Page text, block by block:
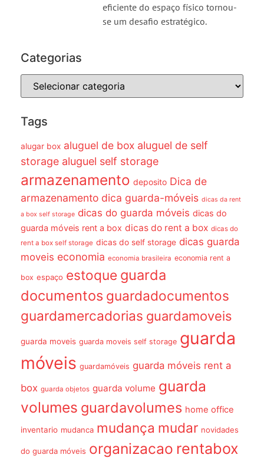
eficiente do espaço físico tornou-
se um desafio estratégico.
Categorias
Tags
alugar box aluguel de box aluguel de self
storage aluguel self storage
armazenamento deposito Dica de
armazenamento dica guarda-móveis dicas da rent
a box self storage dicas do guarda móveis dicas do
guarda móveis rent a box dicas do rent a box dicas do
rent a box self storage dicas do self storage dicas guarda
moveis economia economia brasileira economia rent a
box espaço estoque guarda
documentos guardadocumentos
guardamercadorias guardamoveis
guarda moveis guarda moveis self storage guarda
móveis guardamóveis guarda móveis rent a
box guarda objetos guarda volume guarda
volumes guardavolumes home office
inventario mudanca mudança mudar novidades
do guarda móveis organizacao rentabox